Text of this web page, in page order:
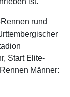
rund
Start Elite-
Männer: